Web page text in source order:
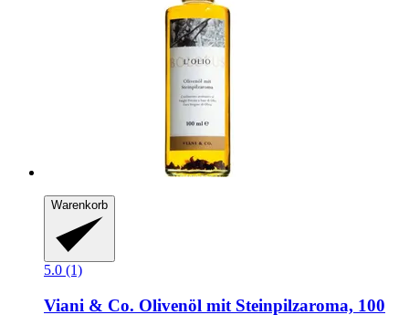
Warenkorb
5.0 (1)
Viani & Co. Olivenöl mit Steinpilzaroma, 100